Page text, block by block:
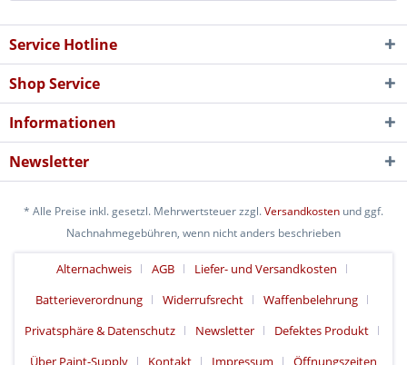
Service Hotline
Shop Service
Informationen
Newsletter
* Alle Preise inkl. gesetzl. Mehrwertsteuer zzgl.Versandkosten und ggf.
Nachnahmegebühren, wenn nicht anders beschrieben
Alternachweis AGB
Liefer- und Versandkosten
Batterieverordnung
Widerrufsrecht
Waffenbelehrung
Privatsphäre & Datenschutz
Newsletter
Defektes Produkt
Über Paint-Supply
Kontakt Impressum Öffnungszeiten